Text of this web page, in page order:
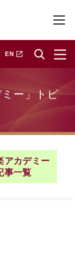
メ
EN 新しいタブで開きます
ー」トピ
アカデミー
事一覧